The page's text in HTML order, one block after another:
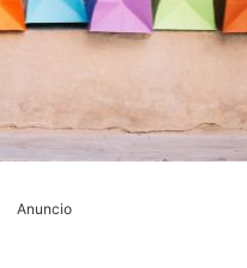
Anuncio